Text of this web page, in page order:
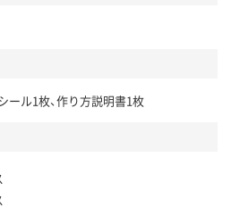
ール1枚、作り方説明書1枚